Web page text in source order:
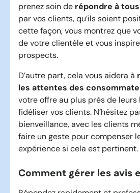
prenez soin de répondre à
par vos clients, qu’ils soient
cette façon, vous montrez que
de votre clientèle et vous
prospects.
D’autre part, cela vous aidera à
les attentes des
votre offre au plus près de leurs
fidéliser vos clients. N’hésitez
bienveillance, avec les clients
faire un geste pour compenser
expérience si cela est pertinent.
Comment gérer les avis